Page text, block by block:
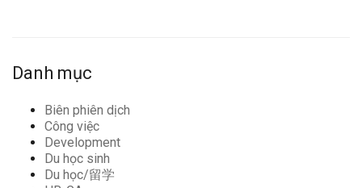
Danh mục
Biên phiên dịch
Công việc
Development
Du học sinh
Du học/留学